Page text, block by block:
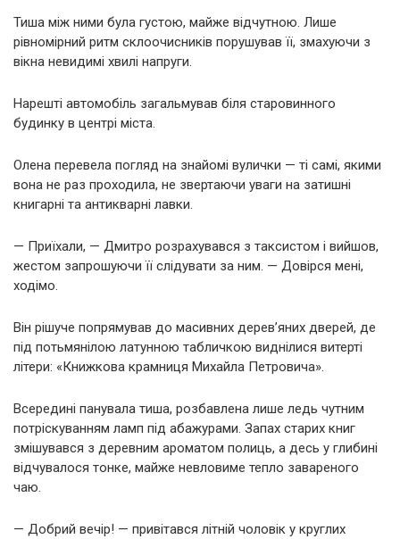
Тиша між ними була густою, майже відчутною. Лише
рівномірний ритм склоочисників порушував її, змахуючи з
вікна невидимі хвилі напруги.
Нарешті автомобіль загальмував біля старовинного
будинку в центрі міста.
Олена перевела погляд на знайомі вулички — ті самі, якими
вона не раз проходила, не звертаючи уваги на затишні
книгарні та антикварні лавки.
— Приїхали, — Дмитро розрахувався з таксистом і вийшов,
жестом запрошуючи її слідувати за ним. — Довірся мені,
ходімо.
Він рішуче попрямував до масивних дерев’яних дверей, де
під потьмянілою латунною табличкою виднілися витерті
літери: «Книжкова крамниця Михайла Петровича».
Всередині панувала тиша, розбавлена лише ледь чутним
потріскуванням ламп під абажурами. Запах старих книг
змішувався з деревним ароматом полиць, а десь у глибині
відчувалося тонке, майже невловиме тепло завареного
чаю.
— Добрий вечір! — привітався літній чоловік у круглих